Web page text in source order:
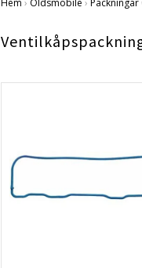
Hem › Oldsmobile ›